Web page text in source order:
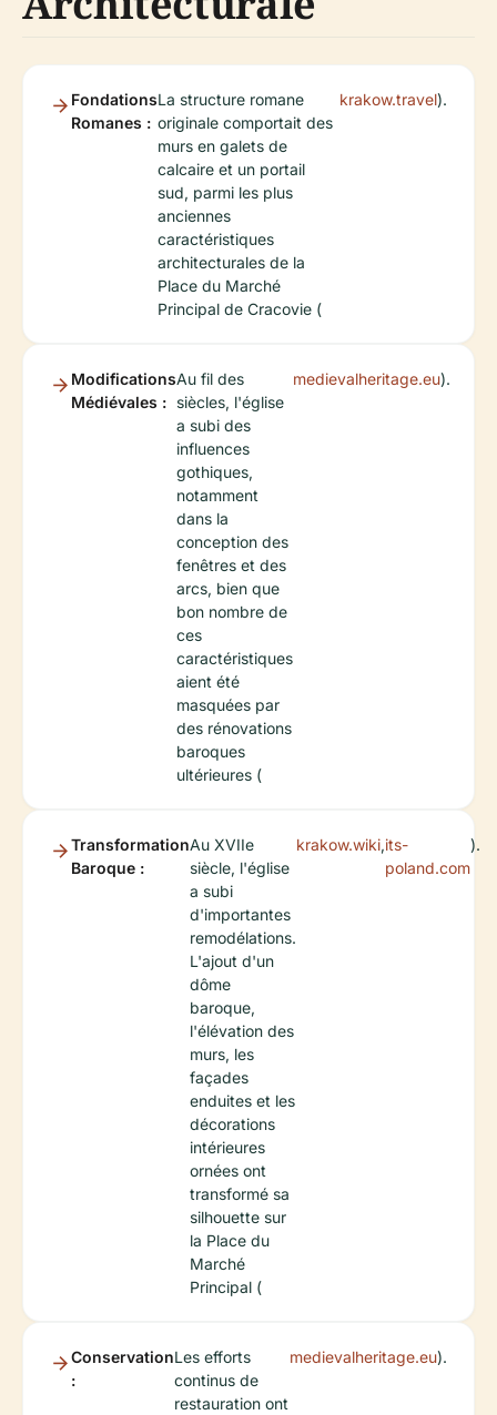
Fondations
Romanes :
La structure romane
originale comportait des
murs en galets de
calcaire et un portail
sud, parmi les plus
anciennes
caractéristiques
architecturales de la
Place du Marché
Principal de Cracovie (
krakow.travel).
Modifications
Médiévales :
Au fil des
siècles, l'église
a subi des
influences
gothiques,
notamment
dans la
conception des
fenêtres et des
arcs, bien que
bon nombre de
ces
caractéristiques
aient été
masquées par
des rénovations
baroques
ultérieures (
medievalheritage.eu).
Transformation
Baroque :
Au XVIIe
siècle, l'église
a subi
d'importantes
remodélations.
L'ajout d'un
dôme
baroque,
l'élévation des
murs, les
façades
enduites et les
décorations
intérieures
ornées ont
transformé sa
silhouette sur
la Place du
Marché
Principal (
krakow.wiki,its-
poland.com
).
Conservation
:
Les efforts
continus de
restauration ont
medievalheritage.eu).